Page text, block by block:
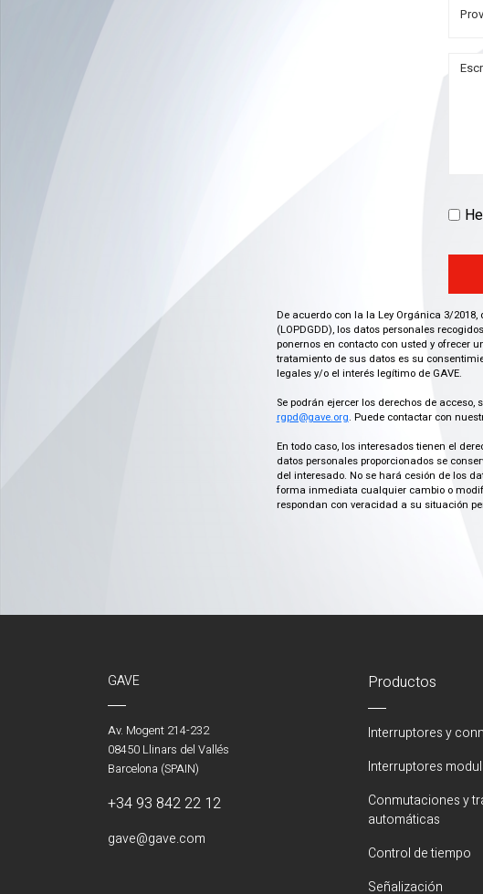
De acuerdo con la la Ley Orgánica 3/
(LOPDGDD), los datos personales
ponernos en contacto con usted y ofrecer
tratamiento de sus datos es su
legales y/o el interés legítimo de GAVE.
Se podrán ejercer los derechos de
rgpd@gave.org. Puede contactar con
En todo caso, los interesados tienen el
datos personales proporcionados se
del interesado. No se hará cesión de los
forma inmediata cualquier cambio o
respondan con veracidad a su situación
GAVE
Av. Mogent 214-232
08450 Llinars del Vallés
Barcelona (SPAIN)
+34 93 842 22 12
gave@gave.com
Productos
Interruptores y
Interruptores
Conmutaciones y
automáticas
Control de tiempo
Señalización